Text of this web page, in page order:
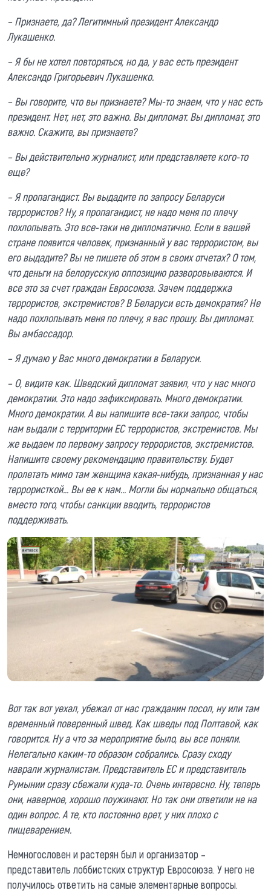
– Признаете, да? Легитимный президент Александр
Лукашенко.
– Я бы не хотел повторяться, но да, у вас есть президент
Александр Григорьевич Лукашенко.
– Вы говорите, что вы признаете? Мы-то знаем, что у нас есть
президент. Нет, нет, это важно. Вы дипломат. Вы дипломат, это
важно. Скажите, вы признаете?
– Вы действительно журналист, или представляете кого-то
еще?
– Я пропагандист. Вы выдадите по запросу Беларуси
террористов? Ну, я пропагандист, не надо меня по плечу
похлопывать. Это все-таки не дипломатично. Если в вашей
стране появится человек, признанный у вас террористом, вы
его выдадите? Вы не пишете об этом в своих отчетах? О том,
что деньги на белорусскую оппозицию разворовываются. И
все это за счет граждан Евросоюза. Зачем поддержка
террористов, экстремистов? В Беларуси есть демократия? Не
надо похлопывать меня по плечу, я вас прошу. Вы дипломат.
Вы амбассадор.
– Я думаю у Вас много демократии в Беларуси.
– О, видите как. Шведский дипломат заявил, что у нас много
демократии. Это надо зафиксировать. Много демократии.
Много демократии. А вы напишите все-таки запрос, чтобы
нам выдали с территории ЕС террористов, экстремистов. Мы
же выдаем по первому запросу террористов, экстремистов.
Напишите своему рекомендацию правительству. Будет
пролетать мимо там женщина какая-нибудь, признанная у нас
террористкой… Вы ее к нам... Могли бы нормально общаться,
вместо того, чтобы санкции вводить, террористов
поддерживать.
Вот так вот уехал, убежал от нас гражданин посол, ну или там
временный поверенный швед. Как шведы под Полтавой, как
говорится. Ну а что за мероприятие было, вы все поняли.
Нелегально каким-то образом собрались. Сразу сходу
наврали журналистам. Представитель ЕС и представитель
Румынии сразу сбежали куда-то. Очень интересно. Ну, теперь
они, наверное, хорошо поужинают. Но так они ответили не на
один вопрос. А те, кто постоянно врет, у них плохо с
пищеварением.
Немногословен и растерян был и организатор –
представитель лоббистских структур Евросоюза. У него не
получилось ответить на самые элементарные вопросы.